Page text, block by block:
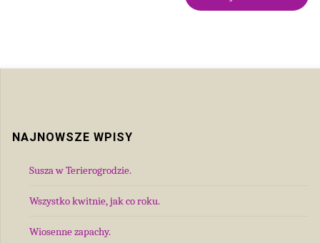
NAJNOWSZE WPISY
Susza w Terierogrodzie.
Wszystko kwitnie, jak co roku.
Wiosenne zapachy.